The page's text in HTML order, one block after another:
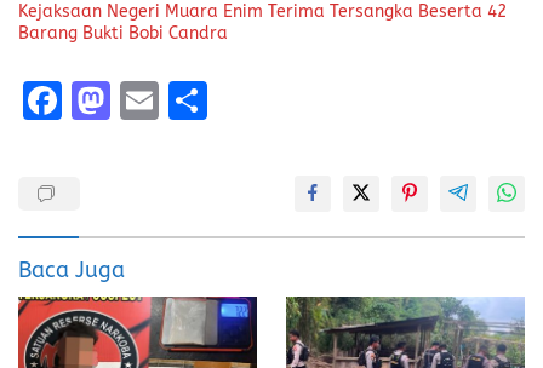
Kejaksaan Negeri Muara Enim Terima Tersangka Beserta 42
Barang Bukti Bobi Candra
F
o
o
k
M
d
o
n
E
Baca Juga